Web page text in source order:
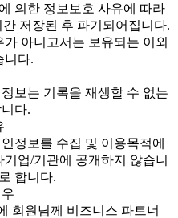
의한 정보보호 사유에 따라
저장된 후 파기되어집니다.
아니고서는 보유되는 이외
니다.
보는 기록을 재생할 수 없는
다.
정보를 수집 및 이용목적에
업/기관에 공개하지 않습니
합니다.
회원님께 비즈니스 파트너